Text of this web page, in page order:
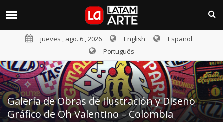
jueves , ago. 6 , 2026 English
Español
Português
Galería de Obras de Ilustración y Diseño
Gráfico de Oh Valentino – Colombia